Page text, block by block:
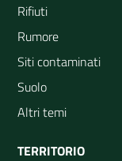
Rifiuti
Rumore
Siti contaminati
Suolo
Altri temi
TERRITORIO